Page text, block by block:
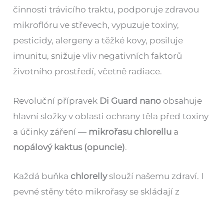
činnosti trávicího traktu, podporuje zdravou
mikroflóru ve střevech, vypuzuje toxiny,
pesticidy, alergeny a těžké kovy, posiluje
imunitu, snižuje vliv negativních faktorů
životního prostředí, včetně radiace.
Revoluční přípravek Di Guard nano obsahuje
hlavní složky v oblasti ochrany těla před toxiny
a účinky záření — mikrořasu chlorellu a
nopálový kaktus (opuncie).
Každá buňka chlorellyslouží našemu zdraví. I
pevné stěny této mikrořasy se skládají z